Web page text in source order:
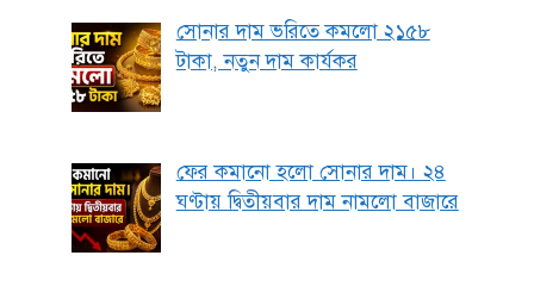
সোনার দাম ভরিতে কমলো ২১৫৮
টাকা, নতুন দাম কার্যকর
ফের কমানো হলো সোনার দাম। ২৪
ঘণ্টায় দ্বিতীয়বার দাম নামলো বাজারে